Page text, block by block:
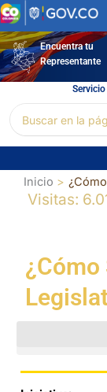
Ir
al
contenidoEncuentra tu
Representante
por:
Inicio
Visitas:
¿Cómo